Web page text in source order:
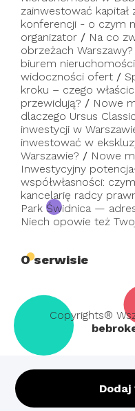
Dodaj
zainwestować kapitał
konferencji - o czym
organizator / Na co
obrzeżach Warszawy?
biurem
widoczności ofert /
kroku – czego
przewidują? / Nowe
dlaczego Ursus
inwestycji w
inwestować w
Warszawie? / Nowe
Inwestycyjny
współwłasności:
kancelarię radcy
Park Świdnica —
Niech opowie też
O serwisie
Copyrights®